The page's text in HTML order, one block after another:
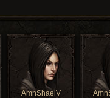
AmnShaelV